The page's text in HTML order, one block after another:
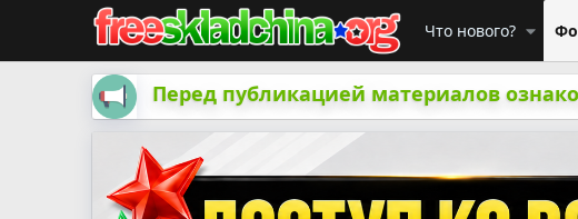
Что нового?
Перед публикацией материалов